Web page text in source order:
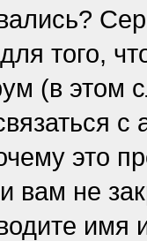
того,
(в этом
это
вам не